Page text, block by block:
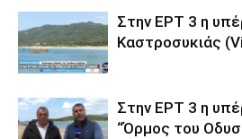
Στην ΕΡΤ 3 η
Καστροσυκιάς
Στην ΕΡΤ 3 η
“Όρμος του